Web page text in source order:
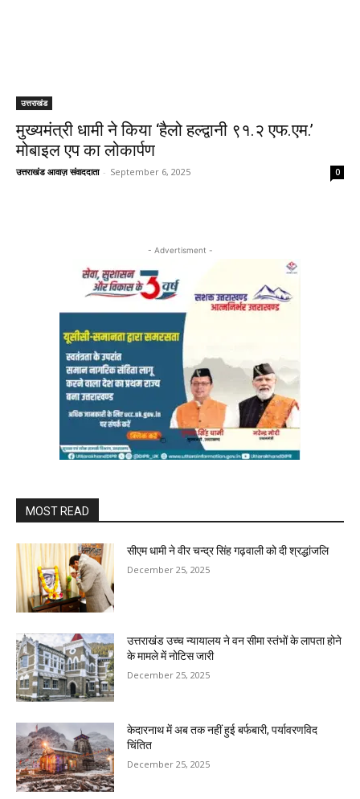
उत्तराखंड
मुख्यमंत्री धामी ने किया ‘हैलो हल्द्वानी ९१.२ एफ.एम.’
मोबाइल एप का लोकार्पण
उत्तराखंड आवाज़ संवाददाता - September 6, 2025 0
- Advertisment -
MOST READ
सीएम धामी ने वीर चन्द्र सिंह गढ़वाली को दी श्रद्धांजलि
December 25, 2025
उत्तराखंड उच्च न्यायालय ने वन सीमा स्तंभों के लापता होने
के मामले में नोटिस जारी
December 25, 2025
केदारनाथ में अब तक नहीं हुई बर्फबारी, पर्यावरणविद
चिंतित
December 25, 2025